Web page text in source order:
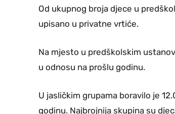
Od ukupnog broja djece u
upisano u privatne vrtiće.
Na mjesto u predškolskim
u odnosu na prošlu godinu.
U jasličkim grupama boravilo je
godinu. Najbrojnija skupina su